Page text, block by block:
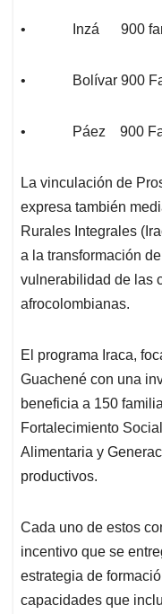
• Inzá 900
• Bolívar 900
• Páez 900
La vinculación de
expresa también
Rurales Integrales
a la transformación
vulnerabilidad de las
afrocolombianas.
El programa Iraca,
Guachené con una
beneficia a 150
Fortalecimiento
Alimentaria y
productivos.
Cada uno de estos
incentivo que se
estrategia de
capacidades que